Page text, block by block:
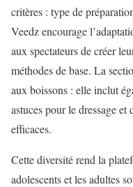
critères : type de
Veedz encourage
aux spectateurs de créer
méthodes de base. La
aux boissons : elle inclut
astuces pour le dressage
efficaces.
Cette diversité rend la
adolescents et les adultes